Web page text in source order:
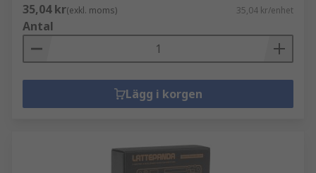
35,04 kr(exkl. moms) 35,04 kr/enhet
Antal
Lägg i korgen